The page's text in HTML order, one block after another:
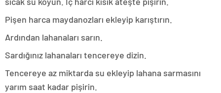
Pişen harca maydanozları ekleyip karıştırın.
Ardından lahanaları sarın.
Sardığınız lahanaları tencereye dizin.
Tencereye az miktarda su ekleyip lahana sarmasını
yarım saat kadar pişirin.